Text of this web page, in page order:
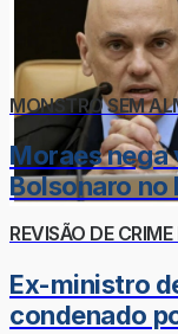
MONSTRO SEM
Moraes
Bolsonaro no
REVISÃO DE
Ex-ministro
condenado